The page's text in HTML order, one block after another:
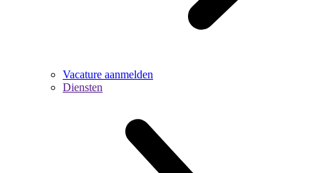
Vacature aanmelden
Diensten